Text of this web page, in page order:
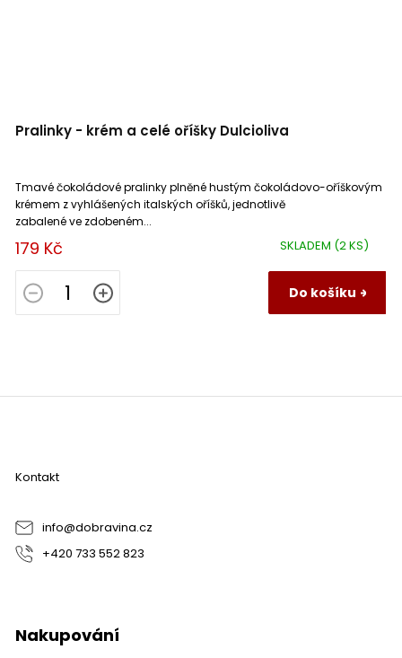
Pralinky - krém a celé oříšky Dulcioliva
SKLADEM (2 KS)
179 Kč
Do košíku
Tmavé čokoládové pralinky plněné hustým čokoládovo-oříškovým
krémem z vyhlášených italských oříšků, jednotlivě
zabalené ve zdobeném...
Z
Kontakt
info@dobravina.cz
+420 733 552 823
Nakupování